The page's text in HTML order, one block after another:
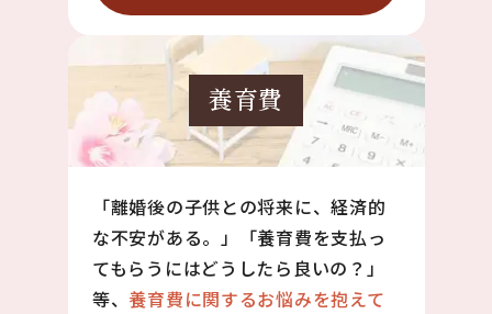
養育費
「離婚後の子供との将来に、経済的
な不安がある。」「養育費を支払っ
てもらうにはどうしたら良いの？」
等、 養育費に関するお悩みを抱えて